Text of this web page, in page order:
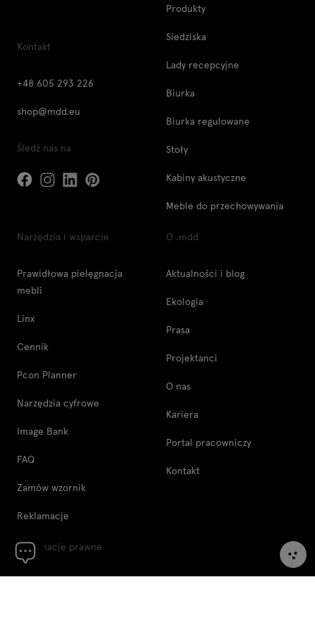
Kontakt
+48 605 293 226
shop@mdd.eu
Śledź nas na
Produkty
Siedziska
Lady recepcyjne
Biurka
Biurka regulowane
Stoły
Kabiny akustyczne
Meble do przechowywania
Narzędzia i wsparcie
Prawidłowa pielęgnacja
mebli
Linx
Cennik
Pcon Planner
Narzędzia cyfrowe
Image Bank
FAQ
Zamów wzornik
Reklamacje
O .mdd
Aktualności i blog
Ekologia
Prasa
Projektanci
O nas
Kariera
Portal pracowniczy
Kontakt
Informacje prawne